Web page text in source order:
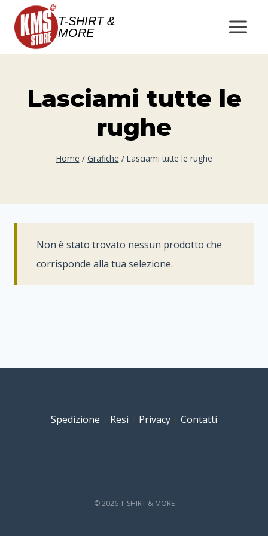
Salta
contenuto
T-SHIRT &
MORE
Lasciami tutte le
rughe
Home / Grafiche / Lasciami tutte le rughe
Non è stato trovato nessun prodotto che
corrisponde alla tua selezione.
Spedizione Resi Privacy Contatti
© 2026 T-SHIRT & MORE